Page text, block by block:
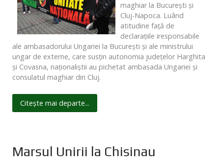
maghiar la București și
Cluj-Napoca. Luând
atitudine față de
declarațiile iresponsabile
ale ambasadorului Ungariei la București și ale ministrului
ungar de externe, care susțin autonomia județelor Harghita
și Covasna, naționaliștii au pichetat ambasada Ungariei și
consulatul maghiar din Cluj.
Citește mai departe...
Marsul Unirii la Chisinau